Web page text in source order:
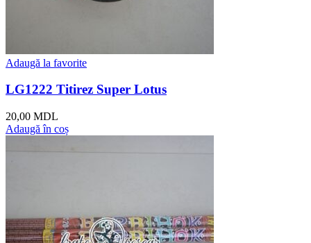
Adaugă la favorite
LG1222 Titirez Super Lotus
20,00 MDL
Adaugă în coș